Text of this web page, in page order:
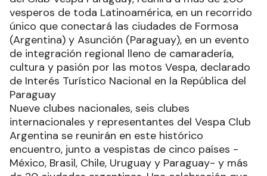
vesperos de toda Latinoamérica, en un recorrido
único que conectará las ciudades de Formosa
(Argentina) y Asunción (Paraguay), en un evento
de integración regional lleno de camaradería,
cultura y pasión por las motos Vespa, declarado
de Interés Turístico Nacional en la República del
Paraguay
Nueve clubes nacionales, seis clubes
internacionales y representantes del Vespa Club
Argentina se reunirán en este histórico
encuentro, junto a vespistas de cinco países -
México, Brasil, Chile, Uruguay y Paraguay- y más